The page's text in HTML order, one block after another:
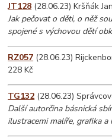
JT128 (28.06.23) Kršňák
Jak pečovat o děti, o něž
spojené s výchovou dětí
RZ057 (28.06.23)
228 Kč
TG132 (28.06.23)
Další autorčina básnická
ilustracemi malíře, grafika a